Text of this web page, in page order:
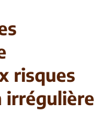
risques
irrégulière